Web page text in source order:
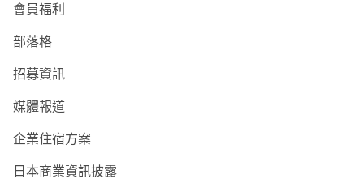
會員福利
部落格
招募資訊
媒體報道
企業住宿方案
日本商業資訊披露